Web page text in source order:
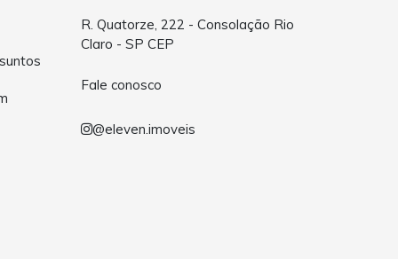
R. Quatorze, 222 - Consolação Rio
Claro - SP CEP
Fale conosco
@eleven.imoveis